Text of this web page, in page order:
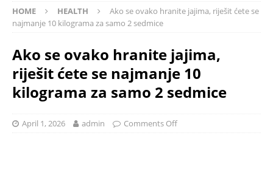
HOME HEALTH
Ako se ovako hranite jajima, riješit ćete se
najmanje 10 kilograma za samo 2 sedmice
Ako se ovako hranite jajima,
riješit ćete se najmanje 10
kilograma za samo 2 sedmice
April 1, 2026 admin Comments Off